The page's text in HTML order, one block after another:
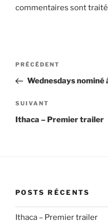
commentaires sont
Navigation
l’article
Article
précédent
PRÉCÉDENT
Wednesdays nominé
Article
suivant
SUIVANT
Ithaca – Premier trailer
POSTS RÉCENTS
Ithaca – Premier trailer